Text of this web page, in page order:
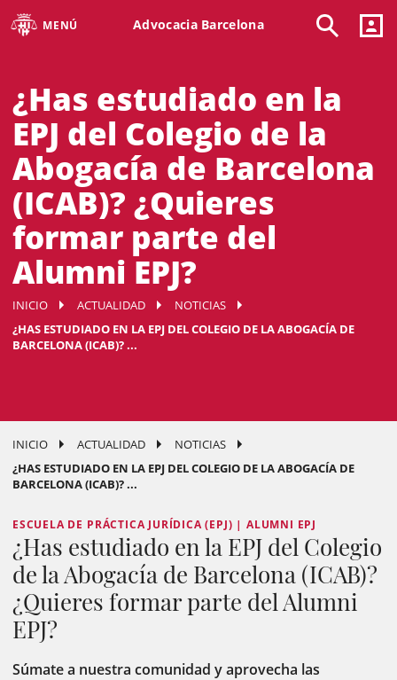
MENÚ Advocacia Barcelona
¿Has estudiado en la
EPJ del Colegio de la
Abogacía de Barcelona
(ICAB)? ¿Quieres
formar parte del
Alumni EPJ?
INICIO ACTUALIDAD
NOTICIAS
¿HAS ESTUDIADO EN LA EPJ DEL COLEGIO DE LA ABOGACÍA DE
BARCELONA (ICAB)? ...
INICIO ACTUALIDAD
NOTICIAS
¿HAS ESTUDIADO EN LA EPJ DEL COLEGIO DE LA ABOGACÍA DE
BARCELONA (ICAB)? ...
ESCUELA DE PRÁCTICA JURÍDICA (EPJ) | ALUMNI EPJ
¿Has estudiado en la EPJ del Colegio
de la Abogacía de Barcelona (ICAB)?
¿Quieres formar parte del Alumni
EPJ?
Súmate a nuestra comunidad y aprovecha las